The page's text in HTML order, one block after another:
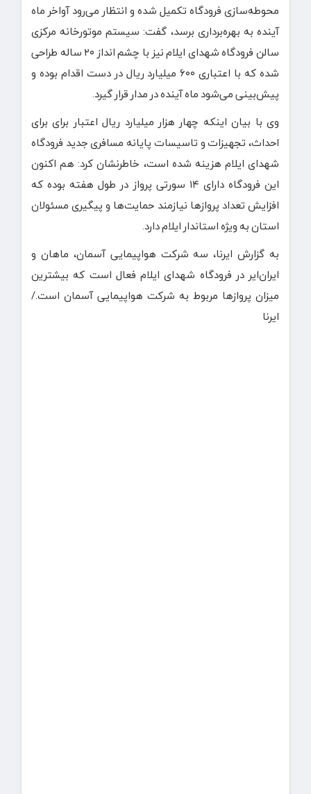
محوطه‌سازی فرودگاه تکمیل شده و انتظار می‌رود آواخر ماه
آینده به بهره‌برداری برسد، گفت: سیستم موتورخانه مرکزی
سالن فرودگاه شهدای ایلام نیز با چشم انداز ۲۰ ساله طراحی
شده که با اعتباری ۶۰۰ میلیارد ریال در دست اقدام بوده و
پیش‌بینی‌ می‌شود ماه آینده در مدار قرار گیرد.
وی با بیان اینکه چهار هزار میلیارد ریال اعتبار برای برای
احداث، تجهیزات و تاسیسات پایانه مسافری جدید فرودگاه
شهدای ایلام هزینه شده است، خاطرنشان کرد: هم اکنون
این فرودگاه دارای ۱۴ سورتی پرواز در طول هفته بوده که
افزایش تعداد پروازها نیازمند حمایت‌ها و پیگیری مسئولان
استان به ویژه استاندار ایلام دارد.
به گزارش ایرنا، سه شرکت هواپیمایی آسمان، ماهان و
ایران‌ایر در فرودگاه شهدای ایلام فعال است که بیشترین
میزان پروازها مربوط به شرکت هواپیمایی آسمان است./
ایرنا